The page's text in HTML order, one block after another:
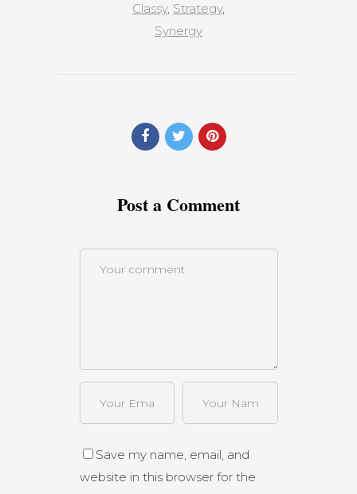
Classy, Strategy,
Synergy
Post a Comment
Save my name, email, and
website in this browser for the